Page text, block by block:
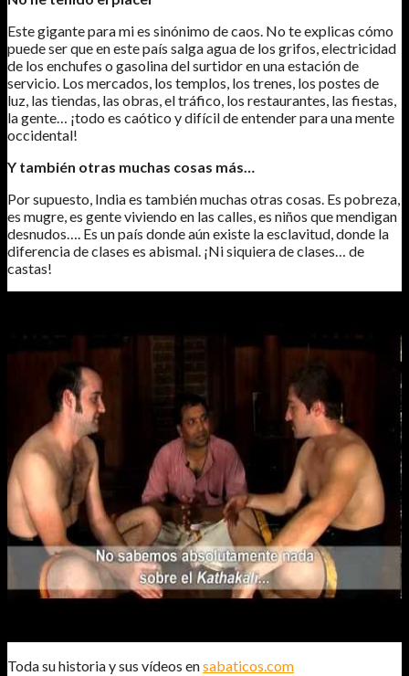
Este gigante para mi es sinónimo de caos. No te explicas cómo
puede ser que en este país salga agua de los grifos, electricidad
de los enchufes o gasolina del surtidor en una estación de
servicio. Los mercados, los templos, los trenes, los postes de
luz, las tiendas, las obras, el tráfico, los restaurantes, las fiestas,
la gente… ¡todo es caótico y difícil de entender para una mente
occidental!
Y también otras muchas cosas más…
Por supuesto, India es también muchas otras cosas. Es pobreza,
es mugre, es gente viviendo en las calles, es niños que mendigan
desnudos…. Es un país donde aún existe la esclavitud, donde la
diferencia de clases es abismal. ¡Ni siquiera de clases… de
castas!
Toda su historia y sus vídeos ensabaticos.com